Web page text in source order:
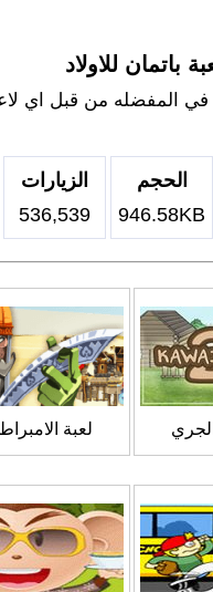
باتمان للاولاد
في المفضله من قبل اي
الحجم
946.58KB
الزيارات
536,539
لعبة